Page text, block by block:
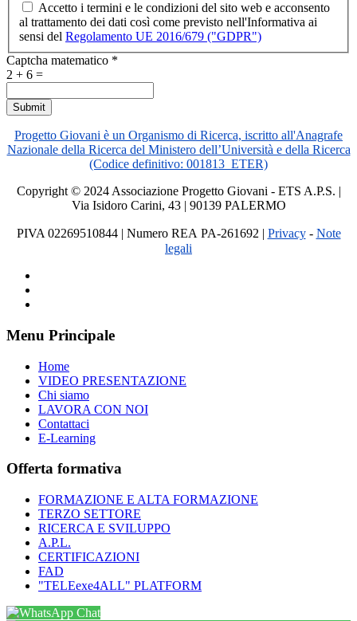
Accetto i termini e le condizioni del sito web e acconsento
al trattamento dei dati così come previsto nell'Informativa ai
sensi del Regolamento UE 2016/679 ("GDPR")
Captcha matematico *
2 + 6 =
Submit
Progetto Giovani è un Organismo di Ricerca, iscritto all'Anagrafe
Nazionale della Ricerca del Ministero dell’Università e della Ricerca
(Codice definitivo: 001813_ETER)
Copyright © 2024 Associazione Progetto Giovani - ETS A.P.S. |
Via Isidoro Carini, 43 | 90139 PALERMO
PIVA 02269510844| Numero REA PA-261692 | Privacy- Note
legali
Menu Principale
Home
VIDEO PRESENTAZIONE
Chi siamo
LAVORA CON NOI
Contattaci
E-Learning
Offerta formativa
FORMAZIONE E ALTA FORMAZIONE
TERZO SETTORE
RICERCA E SVILUPPO
A.P.L.
CERTIFICAZIONI
FAD
"TELEexe4ALL" PLATFORM
Chat